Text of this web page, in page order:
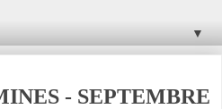
▼
- SEPTEMBRE